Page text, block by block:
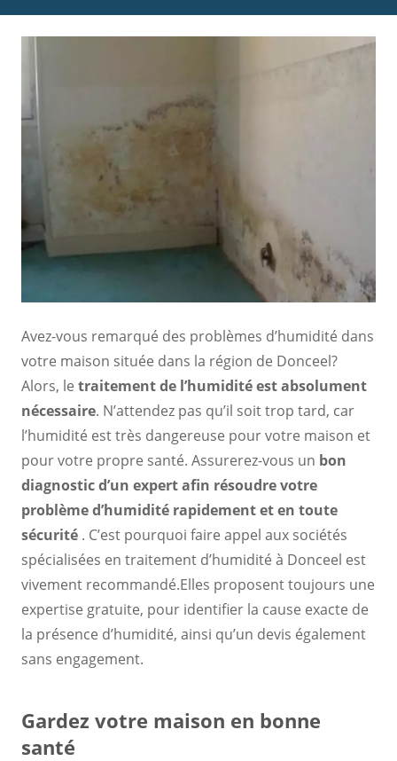
Avez-vous remarqué des problèmes d’humidité dans
votre maison située dans la région de Donceel?
Alors, le traitement de l’humidité est absolument
nécessaire. N’attendez pas qu’il soit trop tard, car
l’humidité est très dangereuse pour votre maison et
pour votre propre santé. Assurerez-vous un bon
diagnostic d’un expertafin résoudre votre
problème d’humidité rapidement et en toute
sécurité . C’est pourquoi faire appel aux sociétés
spécialisées en traitement d’humidité à Donceel est
vivement recommandé.Elles proposent toujours une
expertise gratuite, pour identifier la cause exacte de
la présence d’humidité, ainsi qu’un devis également
sans engagement.
Gardez votre maison en bonne
santé